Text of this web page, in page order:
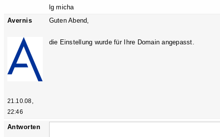
lg micha
Avernis
21.10.08,
22:46
Guten Abend,
die Einstellung wurde für Ihre Domain angepasst.
Antworten